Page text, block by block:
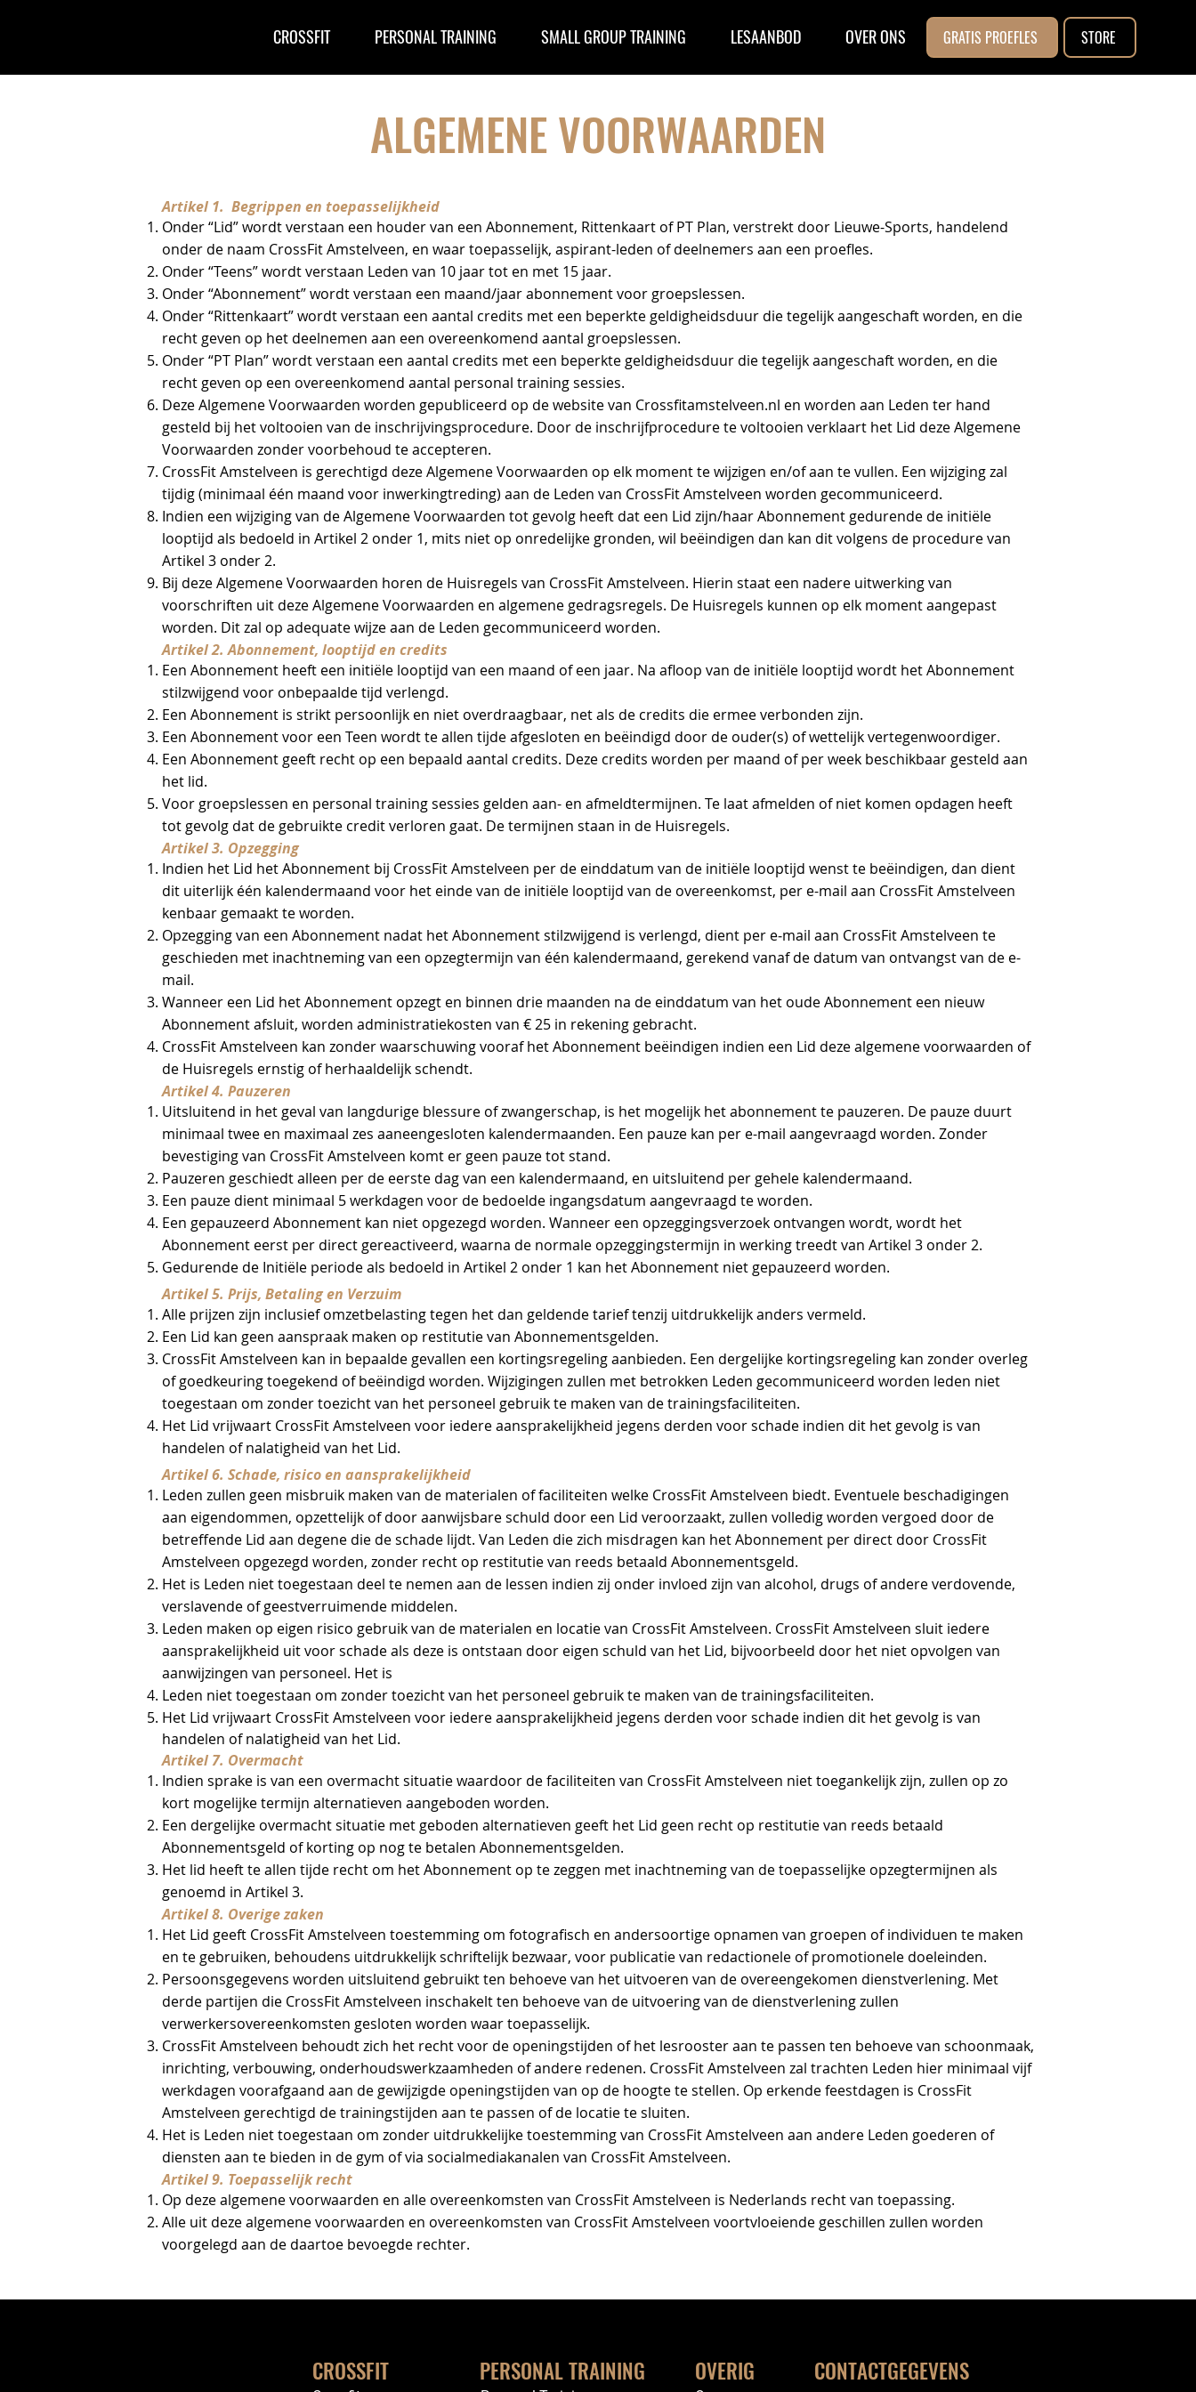
CROSSFIT PERSONAL TRAINING SMALL GROUP TRAINING LESAANBOD OVER ONS GRATIS PROEFLES STORE
ALGEMENE VOORWAARDEN
Artikel 1. Begrippen en toepasselijkheid
Onder “Lid” wordt verstaan een houder van een Abonnement, Rittenkaart of PT Plan, verstrekt door Lieuwe-Sports, handelend
onder de naam CrossFit Amstelveen, en waar toepasselijk, aspirant-leden of deelnemers aan een proefles.
Onder “Teens” wordt verstaan Leden van 10 jaar tot en met 15 jaar.
Onder “Abonnement” wordt verstaan een maand/jaar abonnement voor groepslessen.
Onder “Rittenkaart” wordt verstaan een aantal credits met een beperkte geldigheidsduur die tegelijk aangeschaft worden, en die
recht geven op het deelnemen aan een overeenkomend aantal groepslessen.
Onder “PT Plan” wordt verstaan een aantal credits met een beperkte geldigheidsduur die tegelijk aangeschaft worden, en die
recht geven op een overeenkomend aantal personal training sessies.
Deze Algemene Voorwaarden worden gepubliceerd op de website van Crossfitamstelveen.nl en worden aan Leden ter hand
gesteld bij het voltooien van de inschrijvingsprocedure. Door de inschrijfprocedure te voltooien verklaart het Lid deze Algemene
Voorwaarden zonder voorbehoud te accepteren.
CrossFit Amstelveen is gerechtigd deze Algemene Voorwaarden op elk moment te wijzigen en/of aan te vullen. Een wijziging zal
tijdig (minimaal één maand voor inwerkingtreding) aan de Leden van CrossFit Amstelveen worden gecommuniceerd.
Indien een wijziging van de Algemene Voorwaarden tot gevolg heeft dat een Lid zijn/haar Abonnement gedurende de initiële
looptijd als bedoeld in ‎Artikel 2 onder ‎1, mits niet op onredelijke gronden, wil beëindigen dan kan dit volgens de procedure van
‎Artikel 3 onder ‎2.
Bij deze Algemene Voorwaarden horen de Huisregels van CrossFit Amstelveen. Hierin staat een nadere uitwerking van
voorschriften uit deze Algemene Voorwaarden en algemene gedragsregels. De Huisregels kunnen op elk moment aangepast
worden. Dit zal op adequate wijze aan de Leden gecommuniceerd worden.
Artikel 2. Abonnement, looptijd en credits
Een Abonnement heeft een initiële looptijd van een maand of een jaar. Na afloop van de initiële looptijd wordt het Abonnement
stilzwijgend voor onbepaalde tijd verlengd.
Een Abonnement is strikt persoonlijk en niet overdraagbaar, net als de credits die ermee verbonden zijn.
Een Abonnement voor een Teen wordt te allen tijde afgesloten en beëindigd door de ouder(s) of wettelijk vertegenwoordiger.
Een Abonnement geeft recht op een bepaald aantal credits. Deze credits worden per maand of per week beschikbaar gesteld aan
het lid.
Voor groepslessen en personal training sessies gelden aan- en afmeldtermijnen. Te laat afmelden of niet komen opdagen heeft
tot gevolg dat de gebruikte credit verloren gaat. De termijnen staan in de Huisregels.
Artikel 3. Opzegging
Indien het Lid het Abonnement bij CrossFit Amstelveen per de einddatum van de initiële looptijd wenst te beëindigen, dan dient
dit uiterlijk één kalendermaand voor het einde van de initiële looptijd van de overeenkomst, per e-mail aan CrossFit Amstelveen
kenbaar gemaakt te worden.
Opzegging van een Abonnement nadat het Abonnement stilzwijgend is verlengd, dient per e‑mail aan CrossFit Amstelveen te
geschieden met inachtneming van een opzegtermijn van één kalendermaand, gerekend vanaf de datum van ontvangst van de e-
mail.
Wanneer een Lid het Abonnement opzegt en binnen drie maanden na de einddatum van het oude Abonnement een nieuw
Abonnement afsluit, worden administratiekosten van € 25 in rekening gebracht.
CrossFit Amstelveen kan zonder waarschuwing vooraf het Abonnement beëindigen indien een Lid deze algemene voorwaarden of
de Huisregels ernstig of herhaaldelijk schendt.
Artikel 4. Pauzeren
Uitsluitend in het geval van langdurige blessure of zwangerschap, is het mogelijk het abonnement te pauzeren. De pauze duurt
minimaal twee en maximaal zes aaneengesloten kalendermaanden. Een pauze kan per e-mail aangevraagd worden. Zonder
bevestiging van CrossFit Amstelveen komt er geen pauze tot stand.
Pauzeren geschiedt alleen per de eerste dag van een kalendermaand, en uitsluitend per gehele kalendermaand.
Een pauze dient minimaal 5 werkdagen voor de bedoelde ingangsdatum aangevraagd te worden.
Een gepauzeerd Abonnement kan niet opgezegd worden. Wanneer een opzeggingsverzoek ontvangen wordt, wordt het
Abonnement eerst per direct gereactiveerd, waarna de normale opzeggings­termijn in werking treedt van ‎Artikel 3 onder ‎2.
Gedurende de Initiële periode als bedoeld in ‎Artikel 2 onder ‎1 kan het Abonnement niet gepauzeerd worden.
Artikel 5. Prijs, Betaling en Verzuim
Alle prijzen zijn inclusief omzetbelasting tegen het dan geldende tarief tenzij uitdrukkelijk anders vermeld.
Een Lid kan geen aanspraak maken op restitutie van Abonnementsgelden.
CrossFit Amstelveen kan in bepaalde gevallen een kortingsregeling aanbieden. Een dergelijke kortingsregeling kan zonder overleg
of goedkeuring toegekend of beëindigd worden. Wijzigingen zullen met betrokken Leden gecommuniceerd worden leden niet
toegestaan om zonder toezicht van het personeel gebruik te maken van de trainingsfaciliteiten.
Het Lid vrijwaart CrossFit Amstelveen voor iedere aansprakelijkheid jegens derden voor schade indien dit het gevolg is van
handelen of nalatigheid van het Lid.
Artikel 6. Schade, risico en aansprakelijkheid
Leden zullen geen misbruik maken van de materialen of faciliteiten welke CrossFit Amstelveen biedt. Eventuele beschadigingen
aan eigendommen, opzettelijk of door aanwijsbare schuld door een Lid veroorzaakt, zullen volledig worden vergoed door de
betreffende Lid aan degene die de schade lijdt. Van Leden die zich misdragen kan het Abonnement per direct door CrossFit
Amstelveen opgezegd worden, zonder recht op restitutie van reeds betaald Abonnementsgeld.
Het is Leden niet toegestaan deel te nemen aan de lessen indien zij onder invloed zijn van alcohol, drugs of andere verdovende,
verslavende of geestverruimende middelen.
Leden maken op eigen risico gebruik van de materialen en locatie van CrossFit Amstelveen. CrossFit Amstelveen sluit iedere
aansprakelijkheid uit voor schade als deze is ontstaan door eigen schuld van het Lid, bijvoorbeeld door het niet opvolgen van
aanwijzingen van personeel. Het is
Leden niet toegestaan om zonder toezicht van het personeel gebruik te maken van de trainingsfaciliteiten.
Het Lid vrijwaart CrossFit Amstelveen voor iedere aansprakelijkheid jegens derden voor schade indien dit het gevolg is van
handelen of nalatigheid van het Lid.
Artikel 7. Overmacht
Indien sprake is van een overmacht situatie waardoor de faciliteiten van CrossFit Amstelveen niet toegankelijk zijn, zullen op zo
kort mogelijke termijn alternatieven aangeboden worden.
Een dergelijke overmacht situatie met geboden alternatieven geeft het Lid geen recht op restitutie van reeds betaald
Abonnementsgeld of korting op nog te betalen Abonnementsgelden.
Het lid heeft te allen tijde recht om het Abonnement op te zeggen met inachtneming van de toepasselijke opzegtermijnen als
genoemd in ‎Artikel 3.
Artikel 8. Overige zaken
Het Lid geeft CrossFit Amstelveen toestemming om fotografisch en andersoortige opnamen van groepen of individuen te maken
en te gebruiken, behoudens uitdrukkelijk schriftelijk bezwaar, voor publicatie van redactionele of promotionele doeleinden.
Persoonsgegevens worden uitsluitend gebruikt ten behoeve van het uitvoeren van de overeengekomen dienstverlening. Met
derde partijen die CrossFit Amstelveen inschakelt ten behoeve van de uitvoering van de dienstverlening zullen
verwerkersovereenkomsten gesloten worden waar toepasselijk.
CrossFit Amstelveen behoudt zich het recht voor de openingstijden of het lesrooster aan te passen ten behoeve van schoonmaak,
inrichting, verbouwing, onderhoudswerkzaamheden of andere redenen. CrossFit Amstelveen zal trachten Leden hier minimaal vijf
werkdagen voorafgaand aan de gewijzigde openingstijden van op de hoogte te stellen. Op erkende feestdagen is CrossFit
Amstelveen gerechtigd de trainingstijden aan te passen of de locatie te sluiten.
Het is Leden niet toegestaan om zonder uitdrukkelijke toestemming van CrossFit Amstelveen aan andere Leden goederen of
diensten aan te bieden in de gym of via socialmediakanalen van CrossFit Amstelveen.
Artikel 9. Toepasselijk recht
Op deze algemene voorwaarden en alle overeenkomsten van CrossFit Amstelveen is Nederlands recht van toepassing.
Alle uit deze algemene voorwaarden en overeenkomsten van CrossFit Amstelveen voortvloeiende geschillen zullen worden
voorgelegd aan de daartoe bevoegde rechter.
CROSSFIT PERSONAL TRAINING OVERIG CONTACTGEGEVENS